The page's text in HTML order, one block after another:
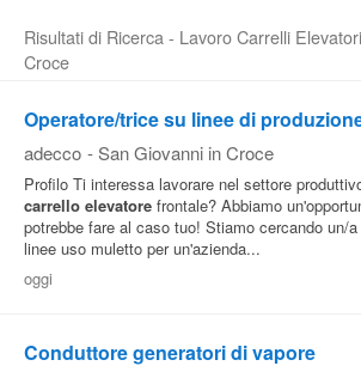
Elenco
Blog
Risultati di Ricerca - Lavoro Carrelli
Croce
Operatore/trice su linee di
adecco - San Giovanni in Croce
Profilo Ti interessa lavorare nel settore
carrello elevatore frontale? Abbiamo
potrebbe fare al caso tuo! Stiamo cercando un/
linee uso muletto per un'azienda...
oggi
Conduttore generatori di vapore